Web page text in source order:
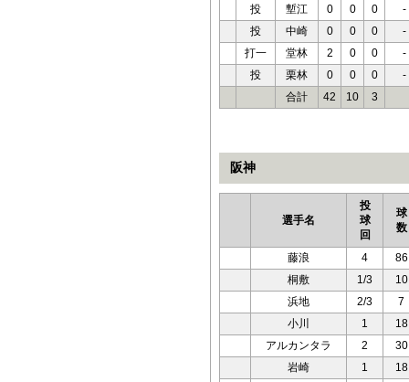
投
塹江 0 0 0
-
投
中崎 0 0 0
-
打一
堂林 2 0 0
-
投
栗林 0 0 0
-
合計
42 10 3
阪神
選手名
投
球
回
球
数
藤浪 4
86
桐敷
1/3
10
浜地
2/3
7
小川
1
18
アルカンタラ
2
30
岩崎
1
18